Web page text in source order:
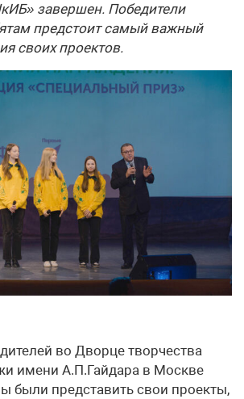
завершен. Победители
предстоит самый важный
своих проектов.
во Дворце творчества
имени А.П.Гайдара в Москве
были представить свои проекты,